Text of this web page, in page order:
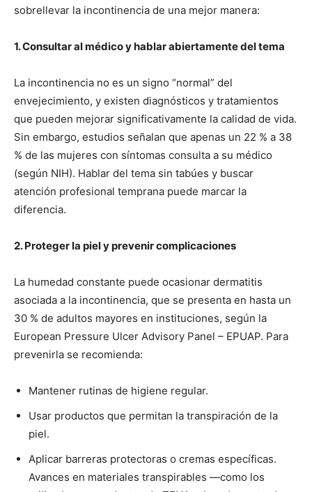
sobrellevar la incontinencia de una mejor manera:
1. Consultar al médico y hablar abiertamente del tema
La incontinencia no es un signo “normal” del
envejecimiento, y existen diagnósticos y tratamientos
que pueden mejorar significativamente la calidad de vida.
Sin embargo, estudios señalan que apenas un 22 % a 38
% de las mujeres con síntomas consulta a su médico
(según NIH). Hablar del tema sin tabúes y buscar
atención profesional temprana puede marcar la
diferencia.
2. Proteger la piel y prevenir complicaciones
La humedad constante puede ocasionar dermatitis
asociada a la incontinencia, que se presenta en hasta un
30 % de adultos mayores en instituciones, según la
European Pressure Ulcer Advisory Panel – EPUAP. Para
prevenirla se recomienda:
Mantener rutinas de higiene regular.
Usar productos que permitan la transpiración de la
piel.
Aplicar barreras protectoras o cremas específicas.
Avances en materiales transpirables —como los